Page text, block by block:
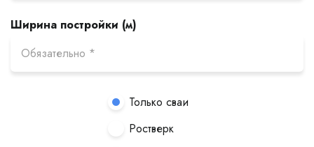
Ширина постройки (м)
Только сваи
Ростверк